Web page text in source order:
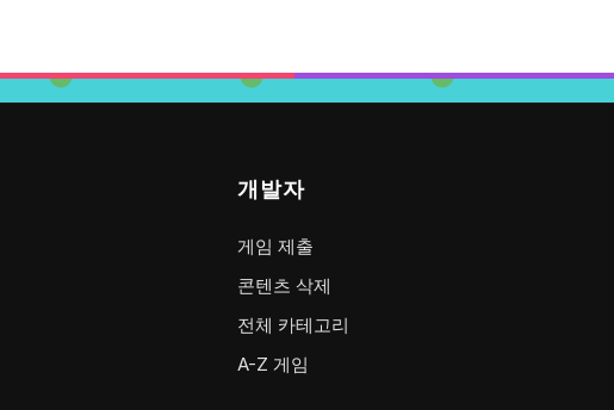
개발자
게임 제출
콘텐츠 삭제
전체 카테고리
A-Z 게임